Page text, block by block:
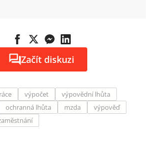
Začít diskuzi
výpočet
výpovědní lhůta
ochranná lhůta mzda
výpověď